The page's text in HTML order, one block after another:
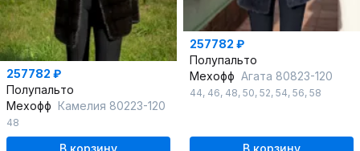
257782 ₽
Полупальто
Мехофф Камелия 80223-120
48
257782 ₽
Полупальто
Мехофф Агата 80823-120
44, 46, 48, 50, 52, 54, 56, 58